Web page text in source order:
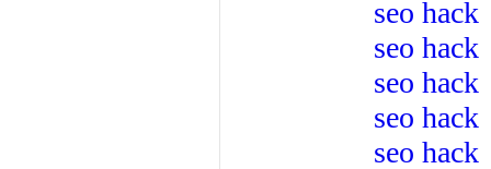
seo hack
seo hack
seo hack
seo hack
seo hack